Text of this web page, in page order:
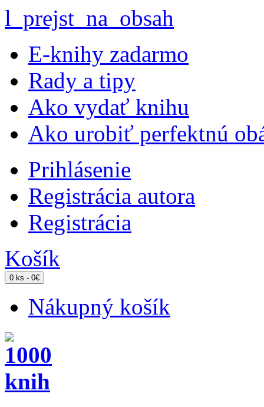
l_prejst_na_obsah
E-knihy zadarmo
Rady a tipy
Ako vydať knihu
Ako urobiť perfektnú
Prihlásenie
Registrácia autora
Registrácia
Košík
0 ks - 0€
Nákupný košík